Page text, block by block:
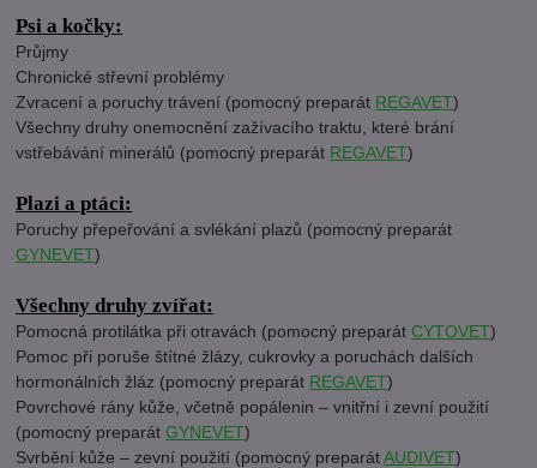
Psi a kočky:
Průjmy
Chronické střevní problémy
Zvracení a poruchy trávení (pomocný preparát REGAVET)
Všechny druhy onemocnění zažívacího traktu, které brání
vstřebávání minerálů (pomocný preparát REGAVET)
Plazi a ptáci:
Poruchy přepeřování a svlékání plazů (pomocný preparát
GYNEVET)
Všechny druhy zvířat:
Pomocná protilátka při otravách (pomocný preparátCYTOVET)
Pomoc při poruše štítné žlázy, cukrovky a poruchách dalších
hormonálních žláz (pomocný preparát REGAVET)
Povrchové rány kůže, včetně popálenin – vnitřní i zevní použití
(pomocný preparátGYNEVET)
Svrbění kůže – zevní použití (pomocný preparátAUDIVET)